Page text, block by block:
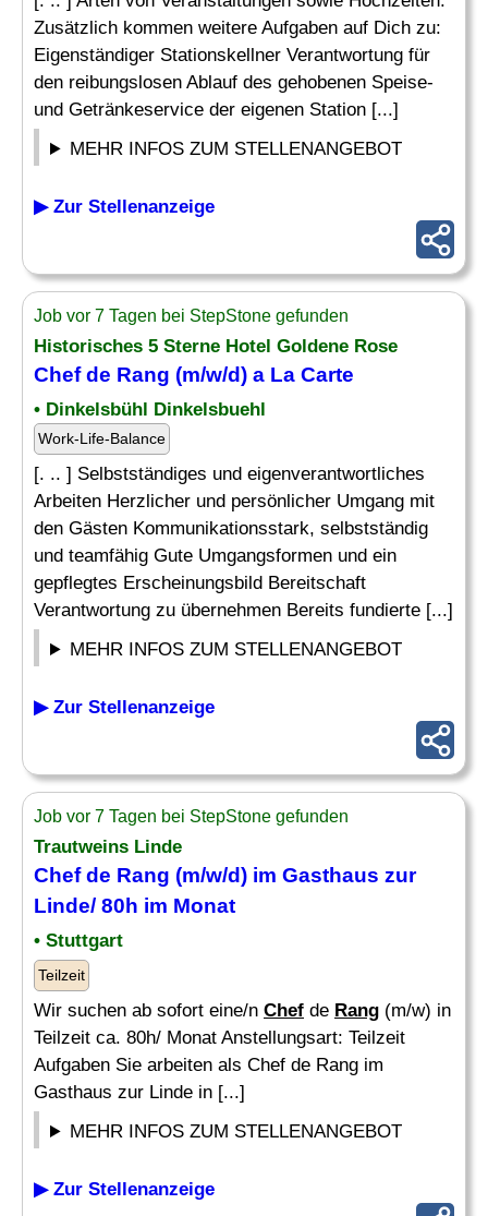
Zusätzlich kommen weitere Aufgaben auf Dich zu:
Eigenständiger Stationskellner Verantwortung für
den reibungslosen Ablauf des gehobenen Speise-
und Getränkeservice der eigenen Station [...]
MEHR INFOS ZUM STELLENANGEBOT
▶ Zur Stellenanzeige
Job vor 7 Tagen bei StepStone gefunden
Historisches 5 Sterne Hotel Goldene Rose
Chefde Rang (m/w/d) a La Carte
• Dinkelsbühl Dinkelsbuehl
Work-Life-Balance
[. .. ] Selbstständiges und eigenverantwortliches
Arbeiten Herzlicher und persönlicher Umgang mit
den Gästen Kommunikationsstark, selbstständig
und teamfähig Gute Umgangsformen und ein
gepflegtes Erscheinungsbild Bereitschaft
Verantwortung zu übernehmen Bereits fundierte [...]
MEHR INFOS ZUM STELLENANGEBOT
▶ Zur Stellenanzeige
Job vor 7 Tagen bei StepStone gefunden
Trautweins Linde
Chefde Rang (m/w/d) im Gasthaus zur
Linde/ 80h im Monat
• Stuttgart
Teilzeit
Wir suchen ab sofort eine/n Chef de Rang (m/w) in
Teilzeit ca. 80h/ Monat Anstellungsart: Teilzeit
Aufgaben Sie arbeiten als Chef de Rang im
Gasthaus zur Linde in [...]
MEHR INFOS ZUM STELLENANGEBOT
▶ Zur Stellenanzeige